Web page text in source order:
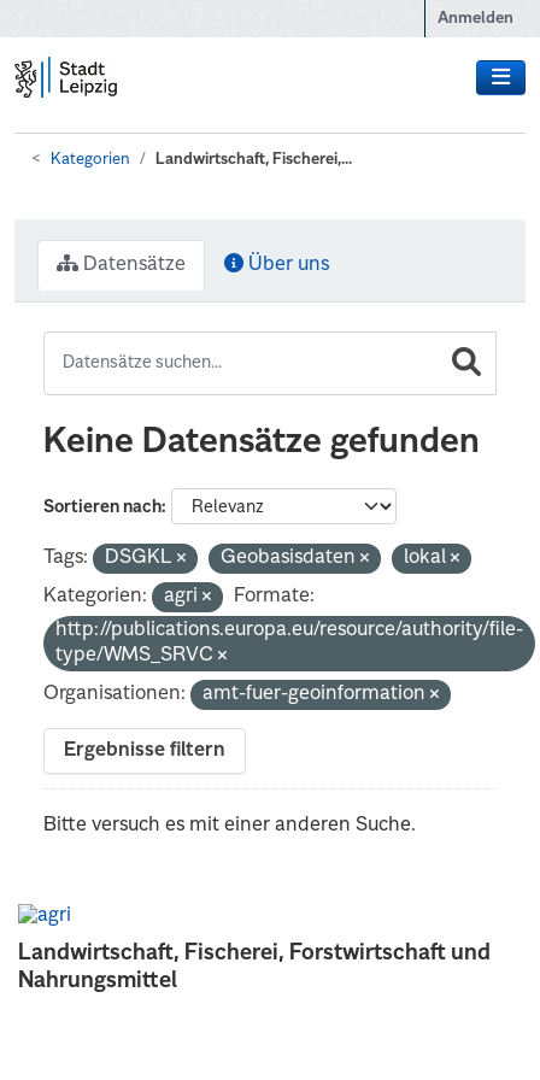
Anmelden
Kategorien Landwirtschaft, Fischerei,...
Landwirtschaft, Fischerei, Forstwirtschaft und
Nahrungsmittel
Datensätze Über uns
Keine Datensätze gefunden
Sortieren nach
Tags: DSGKL Geobasisdaten
lokal
Kategorien:
agri
Formate:
http://publications.europa.eu/resource/authority/file-
type/WMS_SRVC
Organisationen:
amt-fuer-geoinformation
Ergebnisse filtern
Bitte versuch es mit einer anderen Suche.